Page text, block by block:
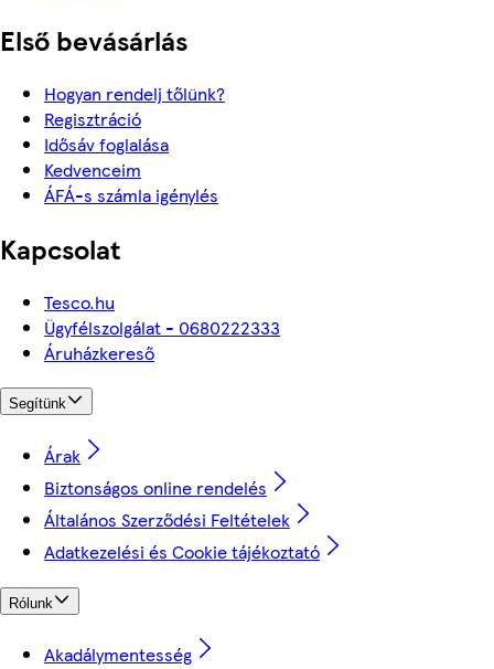
Első bevásárlás
Hogyan rendelj tőlünk?
Regisztráció
Idősáv foglalása
Kedvenceim
ÁFÁ-s számla igénylés
Kapcsolat
Tesco.hu
Ügyfélszolgálat - 0680222333
Áruházkereső
Segítünk
Árak
Biztonságos online rendelés
Általános Szerződési Feltételek
Adatkezelési és Cookie tájékoztató
Rólunk
Akadálymentesség